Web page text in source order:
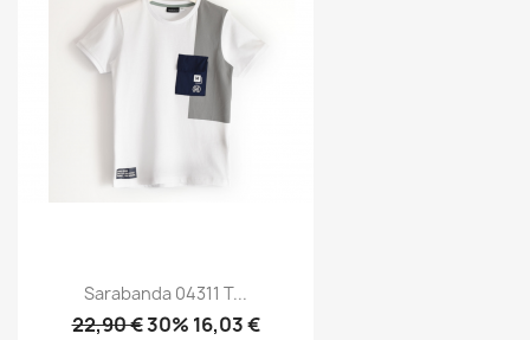
Sarabanda 04311 T...
22,90 €30% 16,03 €